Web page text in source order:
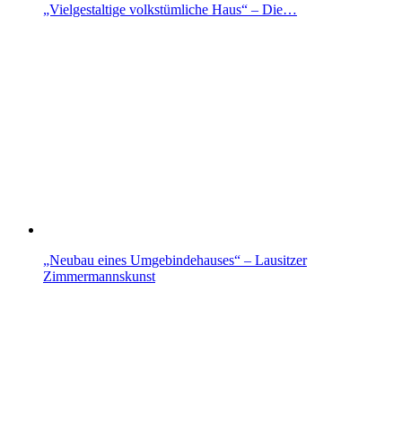
„Vielgestaltige volkstümliche Haus“ – Die…
„Neubau eines Umgebindehauses“ – Lausitzer
Zimmermannskunst